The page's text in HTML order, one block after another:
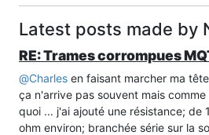
Latest posts made by
RE: Trames corrompues
@Charles en faisant marcher ma
ça n'arrive pas souvent mais comme
quoi ... j'ai ajouté une résistance; de
ohm environ; branchée série sur la